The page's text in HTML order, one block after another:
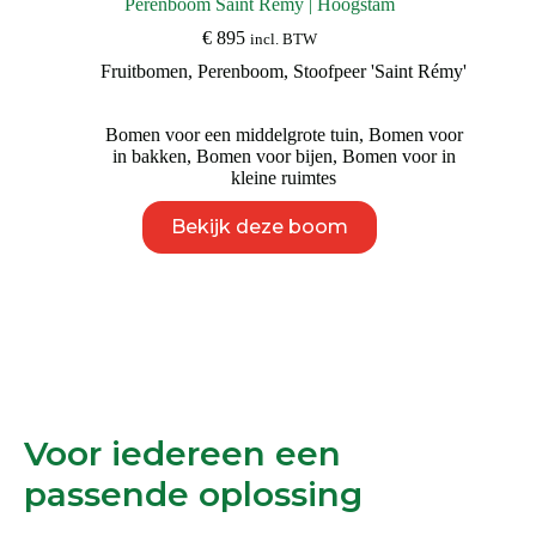
€ 895 incl. BTW
Fruitbomen,Perenboom, Stoofpeer 'Saint Rémy'
Bomen voor een middelgrote tuin, Bomen voor
in bakken, Bomen voor bijen, Bomen voor in
kleine ruimtes
Bekijk deze boom
product
heeft
de
productpagina
Voor iedereen een
passende oplossing